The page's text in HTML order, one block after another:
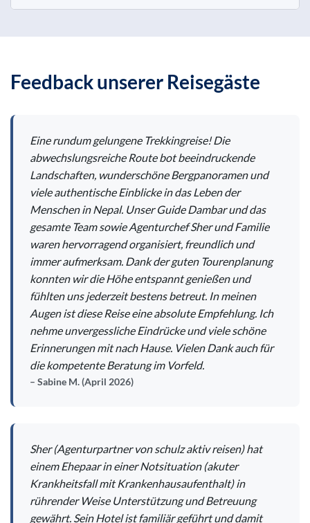
Feedback unserer Reisegäste
Eine rundum gelungene Trekkingreise! Die
abwechslungsreiche Route bot beeindruckende
Landschaften, wunderschöne Bergpanoramen und
viele authentische Einblicke in das Leben der
Menschen in Nepal. Unser Guide Dambar und das
gesamte Team sowie Agenturchef Sher und Familie
waren hervorragend organisiert, freundlich und
immer aufmerksam. Dank der guten Tourenplanung
konnten wir die Höhe entspannt genießen und
fühlten uns jederzeit bestens betreut. In meinen
Augen ist diese Reise eine absolute Empfehlung. Ich
nehme unvergessliche Eindrücke und viele schöne
Erinnerungen mit nach Hause. Vielen Dank auch für
die kompetente Beratung im Vorfeld.
Sabine M. (April 2026)
Sher (Agenturpartner von schulz aktiv reisen) hat
einem Ehepaar in einer Notsituation (akuter
Krankheitsfall mit Krankenhausaufenthalt) in
rührender Weise Unterstützung und Betreuung
gewährt. Sein Hotel ist familiär geführt und damit